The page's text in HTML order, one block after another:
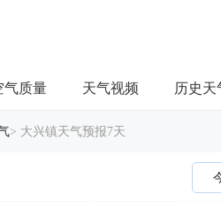
气质量 天气视频 历史天
> 大兴镇天气预报7天